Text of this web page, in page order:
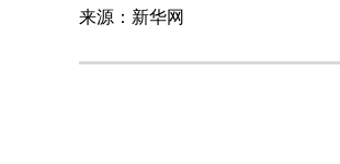
来源：新华网